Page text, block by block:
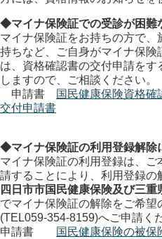
◆マイナ保険証での受診が困難
マイナ保険証をお持ちの方で
持ちなど、ご自身がマイナ保
は、資格確認書の交付申請を
しますので、ご相談ください。
申請書
国民健康保険資格
交付申請書
◆マイナ保険証の利用登録解除
マイナ保険証の利用登録は、
請することにより、利用登録の
四日市市国民健康保険及び三
でマイナ保険証の解除をご希
(TEL059-354-8159)へご申請く
申請書
国民健康保険の被保